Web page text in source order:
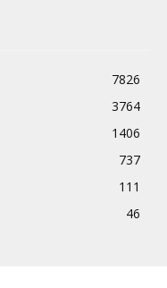
7826
3764
1406
737
111
46